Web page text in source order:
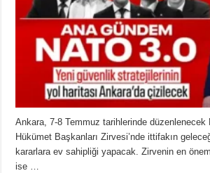
Ankara, 7-8 Temmuz tarihlerinde düzenlenecek
Hükümet Başkanları Zirvesi’nde ittifakın
kararlara ev sahipliği yapacak. Zirvenin en
ise …